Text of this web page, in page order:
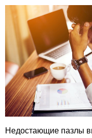
Недостающие пазлы